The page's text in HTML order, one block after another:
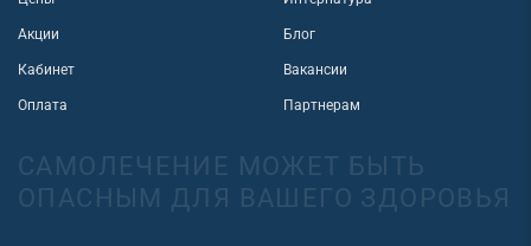
Акции
Кабинет
Оплата
Блог
Вакансии
Партнерам
САМОЛЕЧЕНИЕ МОЖЕТ БЫТЬ
ОПАСНЫМ ДЛЯ ВАШЕГО ЗДОРОВЬЯ